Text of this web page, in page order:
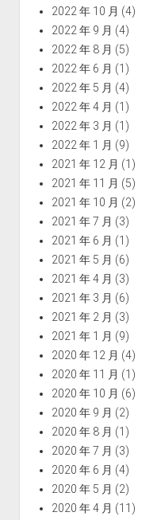
2022 年 10 月 (4)
2022 年 9 月 (4)
2022 年 8 月 (5)
2022 年 6 月 (1)
2022 年 5 月 (4)
2022 年 4 月 (1)
2022 年 3 月 (1)
2022 年 1 月 (9)
2021 年 12 月 (1)
2021 年 11 月 (5)
2021 年 10 月 (2)
2021 年 7 月 (3)
2021 年 6 月 (1)
2021 年 5 月 (6)
2021 年 4 月 (3)
2021 年 3 月 (6)
2021 年 2 月 (3)
2021 年 1 月 (9)
2020 年 12 月 (4)
2020 年 11 月 (1)
2020 年 10 月 (6)
2020 年 9 月 (2)
2020 年 8 月 (1)
2020 年 7 月 (3)
2020 年 6 月 (4)
2020 年 5 月 (2)
2020 年 4 月 (11)